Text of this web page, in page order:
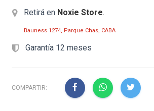
Retirá en Noxie Store.
Bauness 1274, Parque Chas, CABA
Garantía 12 meses
COMPARTIR: